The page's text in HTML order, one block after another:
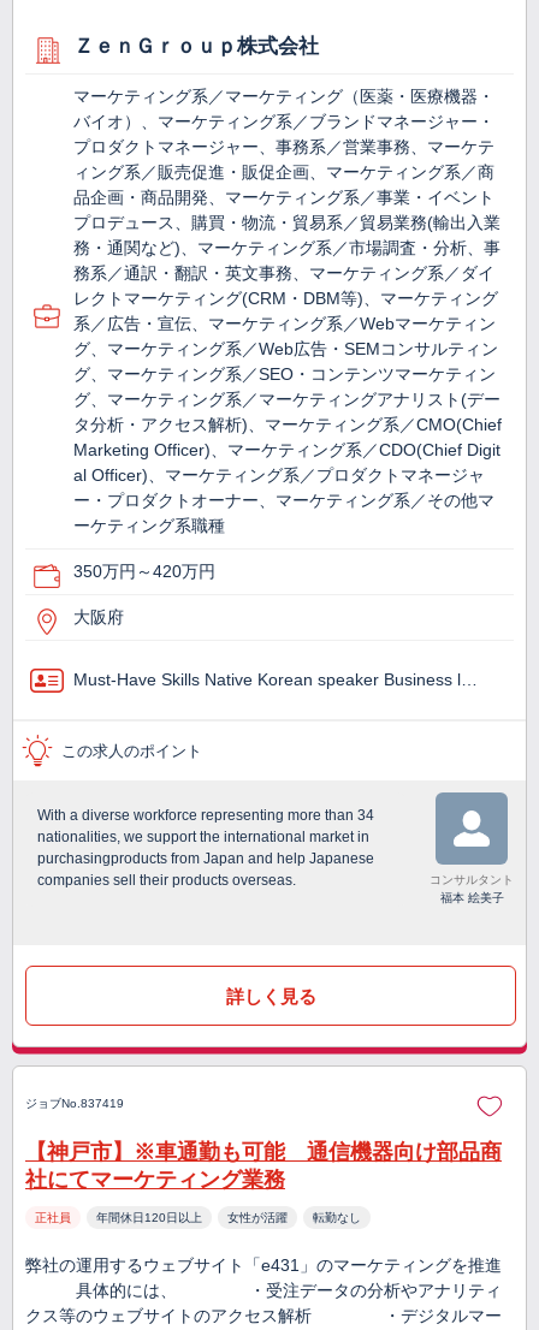
ＺｅｎＧｒｏｕｐ株式会社
マーケティング系／マーケティング（医薬・医療機器・
バイオ）、マーケティング系／ブランドマネージャー・
プロダクトマネージャー、事務系／営業事務、マーケテ
ィング系／販売促進・販促企画、マーケティング系／商
品企画・商品開発、マーケティング系／事業・イベント
プロデュース、購買・物流・貿易系／貿易業務(輸出入業
務・通関など)、マーケティング系／市場調査・分析、事
務系／通訳・翻訳・英文事務、マーケティング系／ダイ
レクトマーケティング(CRM・DBM等)、マーケティング
系／広告・宣伝、マーケティング系／Webマーケティン
グ、マーケティング系／Web広告・SEMコンサルティン
グ、マーケティング系／SEO・コンテンツマーケティン
グ、マーケティング系／マーケティングアナリスト(デー
タ分析・アクセス解析)、マーケティング系／CMO(Chief
Marketing Officer)、マーケティング系／CDO(Chief Digit
al Officer)、マーケティング系／プロダクトマネージャ
ー・プロダクトオーナー、マーケティング系／その他マ
ーケティング系職種
350万円～420万円
大阪府
Must-Have Skills Native Korean speaker Business l…
この求人のポイント
With a diverse workforce representing more than 34
nationalities, we support the international market in
purchasingproducts from Japan and help Japanese
companies sell their products overseas.
コンサルタント
福本 絵美子
詳しく見る
ジョブNo.837419
【神戸市】※車通勤も可能 通信機器向け部品商
社にてマーケティング業務
正社員 年間休日120日以上 女性が活躍 転勤なし
弊社の運用するウェブサイト「e431」のマーケティングを推進
具体的には、 ・受注データの分析やアナリティ
クス等のウェブサイトのアクセス解析 ・デジタルマー